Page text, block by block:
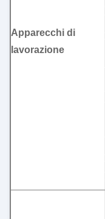
Apparecchi di
lavorazione